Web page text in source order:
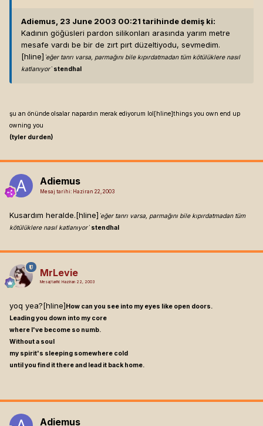
Adiemus, 23 June 2003 00:21 tarihinde demiş ki:
Kadının göğüsleri pardon silikonları arasında yarım metre
mesafe vardı be bir de zırt pırt düzeltiyodu, sevmedim.
[hline] `eğer tanrı varsa, parmağını bile kıpırdatmadan tüm kötülüklere nasıl
katlanıyor` stendhal
şu an önünde olsalar napardın merak ediyorum lol[hline]things you own end up
owning you
(tyler durden)
Adiemus
Mesaj tarihi: Haziran 22, 2003
Kusardım heralde.[hline] `eğer tanrı varsa, parmağını bile kıpırdatmadan tüm
kötülüklere nasıl katlanıyor` stendhal
MrLevie
Mesaj tarihi: Haziran 22, 2003
yoq yea?[hline]How can you see into my eyes like open doors.
Leading you down into my core
where I've become so numb.
Without a soul
my spirit's sleeping somewhere cold
until you find it there and lead it back home.
Adiemus